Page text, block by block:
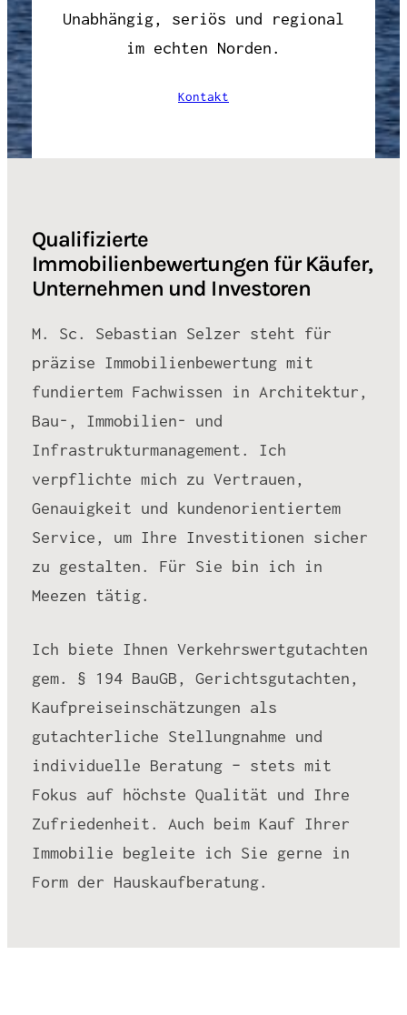
Unabhängig, seriös und regional
im echten Norden.
Kontakt
Qualifizierte
Immobilienbewertungen für Käufer,
Unternehmen und Investoren
M. Sc. Sebastian Selzer steht für
präzise Immobilienbewertung mit
fundiertem Fachwissen in Architektur,
Bau-, Immobilien- und
Infrastrukturmanagement. Ich
verpflichte mich zu Vertrauen,
Genauigkeit und kundenorientiertem
Service, um Ihre Investitionen sicher
zu gestalten. Für Sie bin ich in
Meezen tätig.
Ich biete Ihnen Verkehrswertgutachten
gem. § 194 BauGB, Gerichtsgutachten,
Kaufpreiseinschätzungen als
gutachterliche Stellungnahme und
individuelle Beratung – stets mit
Fokus auf höchste Qualität und Ihre
Zufriedenheit. Auch beim Kauf Ihrer
Immobilie begleite ich Sie gerne in
Form der Hauskaufberatung.